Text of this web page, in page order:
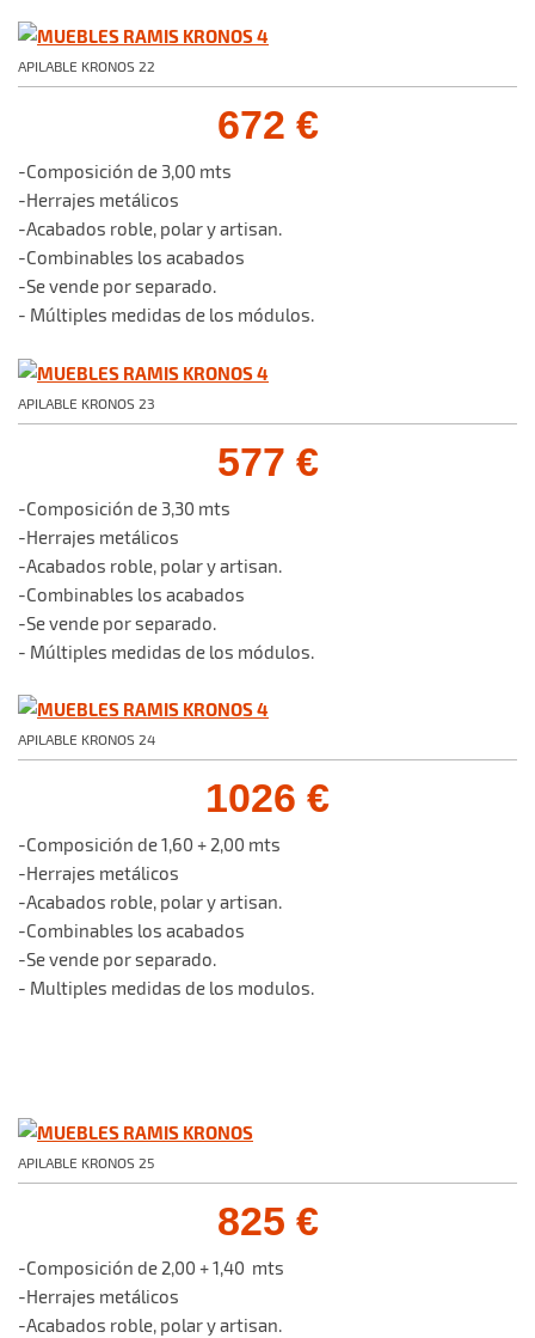
APILABLE KRONOS 22
672 €
-Composición de 3,00 mts
-Herrajes metálicos
-Acabados roble, polar y artisan.
-Combinables los acabados
-Se vende por separado.
- Múltiples medidas de los módulos.
APILABLE KRONOS 23
577 €
-Composición de 3,30 mts
-Herrajes metálicos
-Acabados roble, polar y artisan.
-Combinables los acabados
-Se vende por separado.
- Múltiples medidas de los módulos.
APILABLE KRONOS 24
1026 €
-Composición de 1,60 + 2,00 mts
-Herrajes metálicos
-Acabados roble, polar y artisan.
-Combinables los acabados
-Se vende por separado.
- Multiples medidas de los modulos.
APILABLE KRONOS 25
825 €
-Composición de 2,00 + 1,40 mts
-Herrajes metálicos
-Acabados roble, polar y artisan.